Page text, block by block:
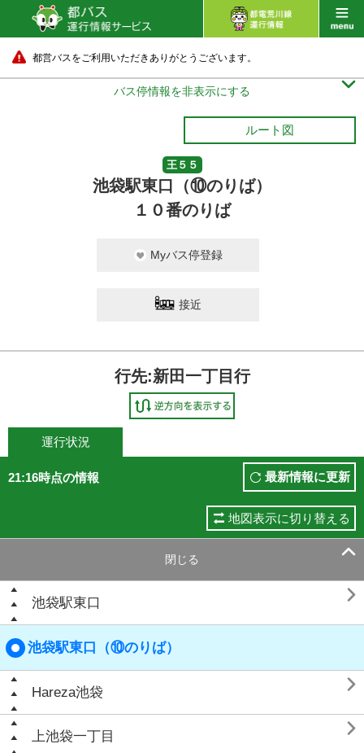
都営バスをご利用いただきありがとうございます。
バス停情報を非表示にする 
ルート図
王５５
池袋駅東口（⑩のりば）
１０番のりば
Myバス停登録
接近
行先:新田一丁目行
運行状況
21:16時点の情報 最新情報に更新
地図表示に切り替える
閉じる 
池袋駅東口 
池袋駅東口（⑩のりば）
Hareza池袋 
上池袋一丁目 